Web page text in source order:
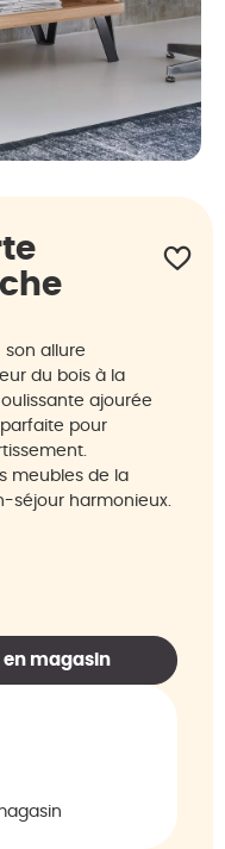
son allure
du bois à la
ajourée
pour
meubles de la
séjour harmonieux.
magasin